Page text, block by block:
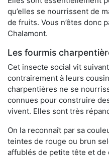
qu’elles se nourrissent de
de fruits. Vous n’êtes donc
Chalamont.
Les fourmis
Cet insecte social vit
contrairement à leurs
charpentières ne se
connues pour construire
vivent. Elles sont très
On la reconnaît par sa
teintes de rouge ou brun
affublés de petite tête et de